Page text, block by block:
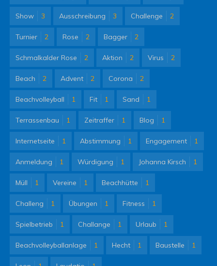
Show 3 Ausschreibung 3 Challenge 2
Turnier 2 Rose 2 Bagger 2
Schmalkalder Rose 2 Aktion 2 Virus 2
Beach 2 Advent 2 Corona 2
Beachvolleyball 1 Fit 1 Sand 1
Terrassenbau 1 Zeitraffer 1 Blog 1
Internetseite 1 Abstimmung 1 Engagement 1
Anmeldung 1 Würdigung 1 Johanna Kirsch 1
Müll 1 Vereine 1 Beachhütte 1
Challeng 1 Übungen 1 Fitness 1
Spielbetrieb 1 Challange 1 Urlaub 1
Beachvolleyballanlage 1 Hecht 1 Baustelle 1